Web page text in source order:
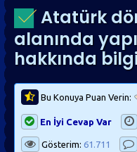
Atatürk
alanında
hakkında
Bu Konuya Puan Verin:
En İyi Cevap Var
Gösterim: 61.711